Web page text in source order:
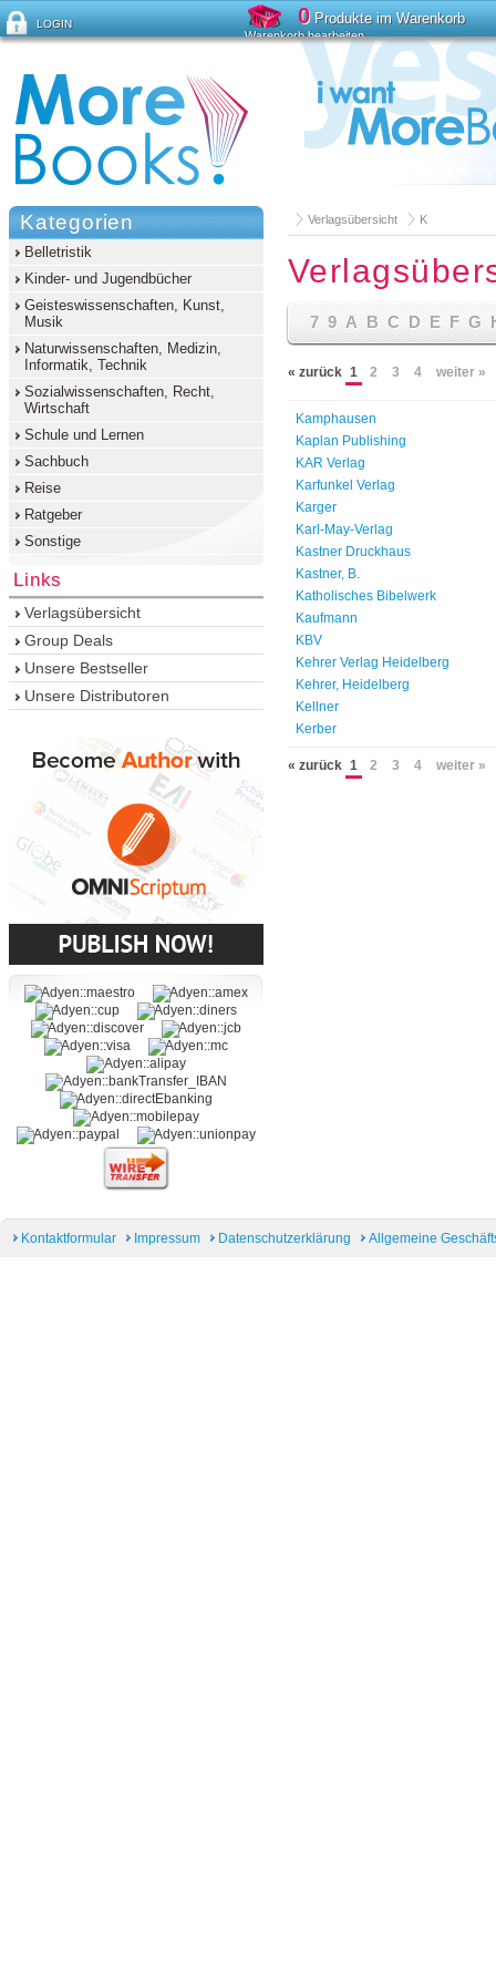
Verlagsübersicht K
7 9 A B C D E F G
« zurück 1 2 3 4 weiter »
Kamphausen
Kaplan Publishing
KAR Verlag
Karfunkel Verlag
Karger
Karl-May-Verlag
Kastner Druckhaus
Kastner, B.
Katholisches Bibelwerk
Kaufmann
KBV
Kehrer Verlag Heidelberg
Kehrer, Heidelberg
Kellner
Kerber
« zurück 1 2 3 4 weiter »
Kategorien
Belletristik
Kinder- und Jugendbücher
Geisteswissenschaften, Kunst,
Musik
Naturwissenschaften, Medizin,
Informatik, Technik
Sozialwissenschaften, Recht,
Wirtschaft
Schule und Lernen
Sachbuch
Reise
Ratgeber
Sonstige
Links
Verlagsübersicht
Group Deals
Unsere Bestseller
Unsere Distributoren
Kontaktformular Impressum Datenschutzerklärung Allgemeine
LOGIN
Passwort vergessen?
0Produkte im Warenkorb
Warenkorb bearbeiten